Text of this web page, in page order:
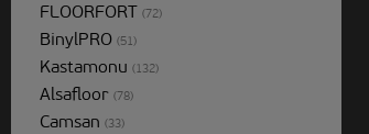
FLOORFORT (72)
BinylPRO (51)
Kastamonu (132)
Alsafloor (78)
Camsan (33)